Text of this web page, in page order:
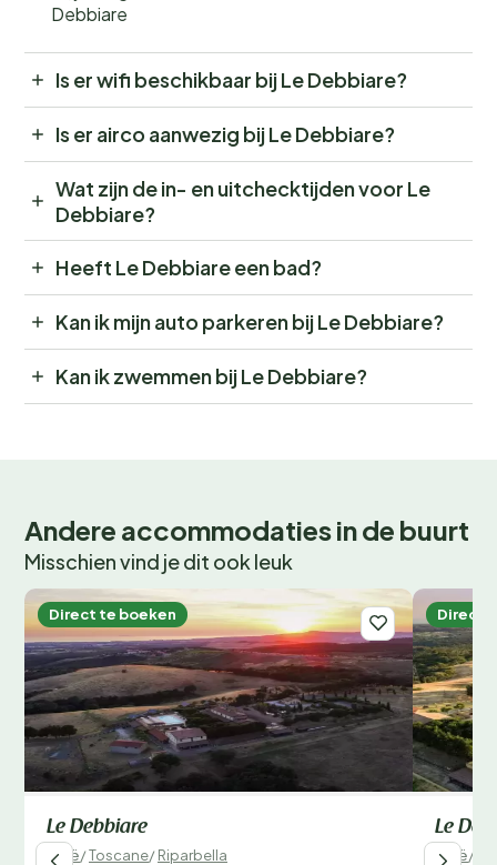
Debbiare
Is er wifi beschikbaar bij Le Debbiare?
Is er airco aanwezig bij Le Debbiare?
Wat zijn de in- en uitchecktijden voor Le
Debbiare?
Heeft Le Debbiare een bad?
Kan ik mijn auto parkeren bij Le Debbiare?
Kan ik zwemmen bij Le Debbiare?
Andere accommodaties in de buurt
Misschien vind je dit ook leuk
Direct te boeken
Le Debbiare
Italië/Toscane/Riparbella
Direct
Le
Italië/